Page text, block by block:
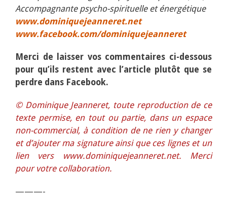
Accompagnante psycho-spirituelle et énergétique
www.dominiquejeanneret.net
www.facebook.com/dominiquejeanneret
Merci de laisser vos commentaires ci-dessous
pour qu’ils restent avec l’article plutôt que se
perdre dans Facebook.
© Dominique Jeanneret, toute reproduction de ce
texte permise, en tout ou partie, dans un espace
non-commercial, à condition de ne rien y changer
et d’ajouter ma signature ainsi que ces lignes et un
lien vers www.dominiquejeanneret.net. Merci
pour votre collaboration.
———-